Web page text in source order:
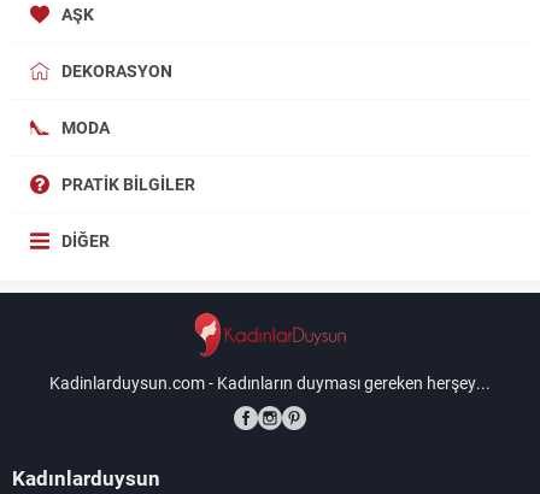
AŞK
DEKORASYON
MODA
PRATIK BILGILER
DIĞER
Kadinlarduysun.com - Kadınların duyması gereken herşey...
Kadınlarduysun